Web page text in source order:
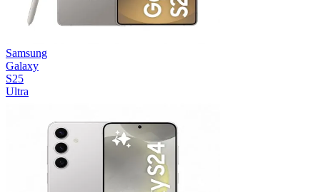
Samsung
Galaxy
S25
Ultra